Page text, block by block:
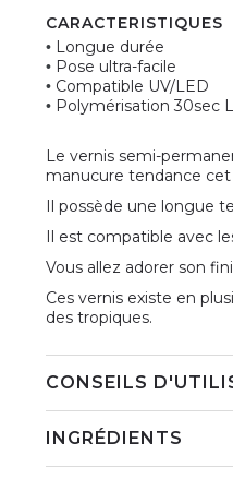
CARACTERISTIQUES
• Longue durée
• Pose ultra-facile
• Compatible UV/LED
• Polymérisation 30sec
Le vernis semi-
manucure tendance
Il possède une longue
Il est compatible avec
Vous allez adorer son
Ces vernis existe en
des tropiques.
CONSEILS
INGRÉDIENTS